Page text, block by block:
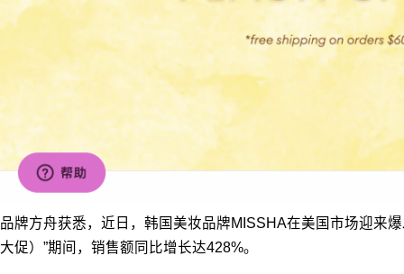
品牌方舟获悉，近日，韩国美妆品牌MISSHA在美国市场迎来
大促）”期间，销售额同比增长达428%。